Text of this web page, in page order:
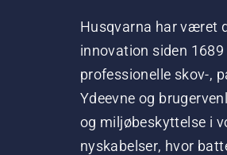
Husqvarna har været
innovation siden 1689
professionelle skov-,
Ydeevne og
og miljøbeskyttelse i
nyskabelser, hvor